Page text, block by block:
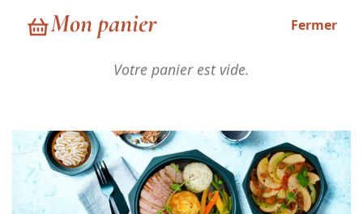
Mon panier Fermer
Votre panier est vide.